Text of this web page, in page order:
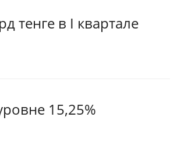
тенге в I квартале
15,25%